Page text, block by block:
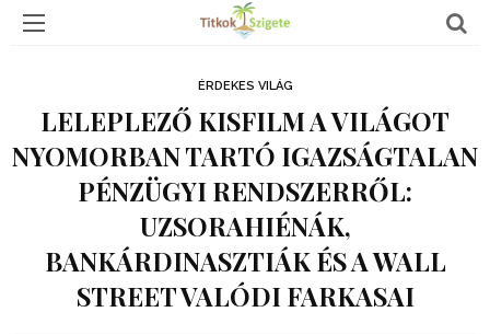
ÉRDEKES VILÁG
LELEPLEZŐ KISFILM A VILÁGOT
NYOMORBAN TARTÓ IGAZSÁGTALAN
PÉNZÜGYI RENDSZERRŐL:
UZSORAHIÉNÁK,
BANKÁRDINASZTIÁK ÉS A WALL
STREET VALÓDI FARKASAI